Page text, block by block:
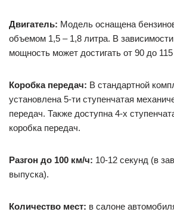
Двигатель: Модель оснащена
объемом 1,5 – 1,8 литра. В
мощность может достигать от 90 до
Коробка передач: В стандартной
установлена 5-ти ступенчатая
передач. Также доступна 4-х
коробка передач.
Разгон до 100 км/ч: 10-12 секунд (в
выпуска).
Количество мест: в салоне